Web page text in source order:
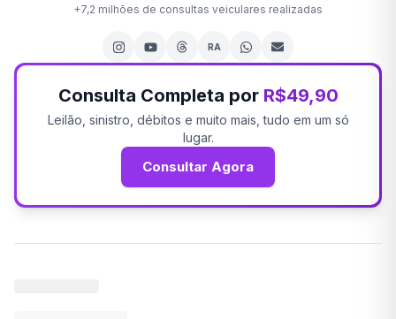
+7,2 milhões de consultas veiculares realizadas
RA
Consulta Completa por R$49,90
Leilão, sinistro, débitos e muito mais, tudo em um só
lugar.
Consultar Agora